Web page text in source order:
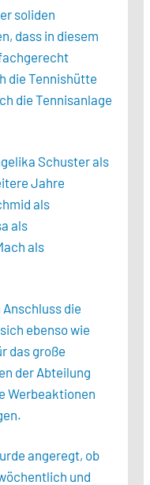
soliden
dass in diesem
die Tennishütte
die Tennisanlage
Schuster als
Jahre
als
als
als
die
ebenso wie
das große
der Abteilung
Werbeaktionen
angeregt, ob
und